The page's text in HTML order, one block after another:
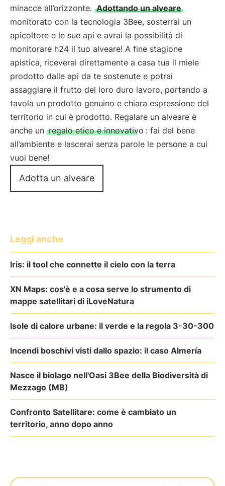
minacce all’orizzonte. Adottando un alveare
monitorato con la tecnologia 3Bee, sosterrai un
apicoltore e le sue api e avrai la possibilità di
monitorare h24 il tuo alveare! A fine stagione
apistica, riceverai direttamente a casa tua il miele
prodotto dalle api da te sostenute e potrai
assaggiare il frutto del loro duro lavoro, portando a
tavola un prodotto genuino e chiara espressione del
territorio in cui è prodotto. Regalare un alveare è
anche un regalo etico e innovativo : fai del bene
all’ambiente e lascerai senza parole le persone a cui
vuoi bene!
Adotta un alveare
Leggi anche
Iris: il tool che connette il cielo con la terra
XN Maps: cos'è e a cosa serve lo strumento di
mappe satellitari di iLoveNatura
Isole di calore urbane: il verde e la regola 3-30-300
Incendi boschivi visti dallo spazio: il caso Almería
Nasce il biolago nell'Oasi 3Bee della Biodiversità di
Mezzago (MB)
Confronto Satellitare: come è cambiato un
territorio, anno dopo anno